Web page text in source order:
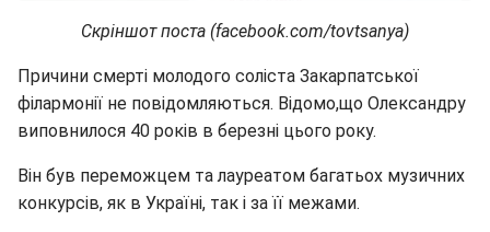
Скріншот поста (facebook.com/tovtsanya)
Причини смерті молодого соліста Закарпатської
філармонії не повідомляються. Відомо,що Олександру
виповнилося 40 років в березні цього року.
Він був переможцем та лауреатом багатьох музичних
конкурсів, як в Україні, так і за її межами.